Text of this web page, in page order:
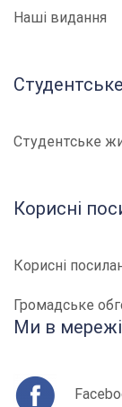
Наші видання
Студентське
Корисні
Корисні
Громадське
Ми в мережі